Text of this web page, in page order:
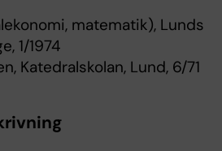
matematik), Lunds
1/1974
Katedralskolan, Lund, 6/71